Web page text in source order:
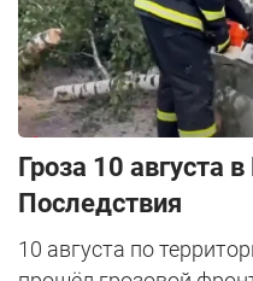
Гроза 10 августа
Последствия
10 августа по